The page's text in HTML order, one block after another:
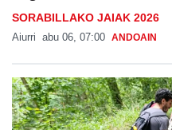
SORABILLAKO JAIAK 2026
Aiurri abu 06, 07:00 ANDOAIN